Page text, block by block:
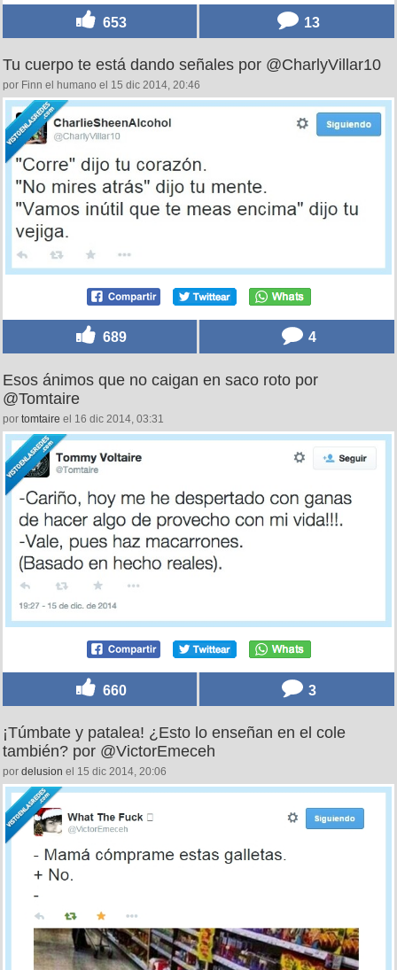
653 13
Tu cuerpo te está dando señales por @CharlyVillar10
por Finn el humano el 15 dic 2014, 20:46
689 4
Esos ánimos que no caigan en saco roto por
@Tomtaire
por tomtaire el 16 dic 2014, 03:31
660 3
¡Túmbate y patalea! ¿Esto lo enseñan en el cole
también? por @VictorEmeceh
por delusion el 15 dic 2014, 20:06